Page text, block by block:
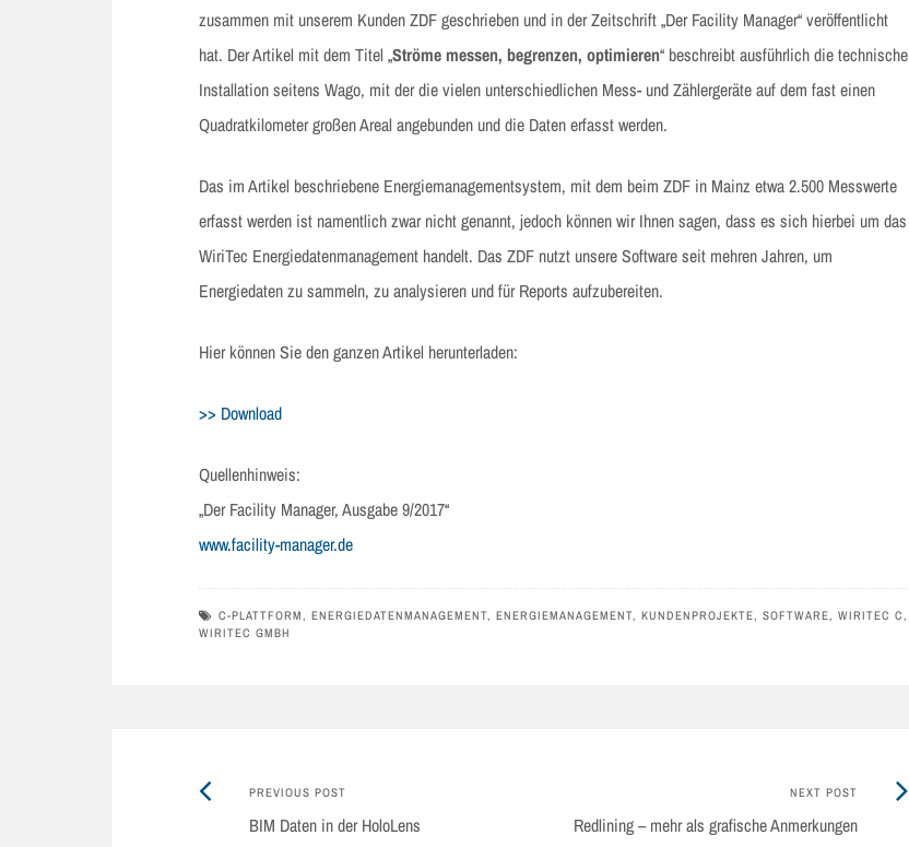
zusammen mit unserem Kunden ZDF geschrieben und in der Zeitschrift „Der Facility Manager“ veröffentlicht
hat. Der Artikel mit dem Titel „Ströme messen, begrenzen, optimieren“ beschreibt ausführlich die technische
Installation seitens Wago, mit der die vielen unterschiedlichen Mess- und Zählergeräte auf dem fast einen
Quadratkilometer großen Areal angebunden und die Daten erfasst werden.
Das im Artikel beschriebene Energiemanagementsystem, mit dem beim ZDF in Mainz etwa 2.500 Messwerte
erfasst werden ist namentlich zwar nicht genannt, jedoch können wir Ihnen sagen, dass es sich hierbei um das
WiriTec Energiedatenmanagement handelt. Das ZDF nutzt unsere Software seit mehren Jahren, um
Energiedaten zu sammeln, zu analysieren und für Reports aufzubereiten.
Hier können Sie den ganzen Artikel herunterladen:
>> Download
Quellenhinweis:
„Der Facility Manager, Ausgabe 9/2017“
www.facility-manager.de
C-PLATTFORM, ENERGIEDATENMANAGEMENT, ENERGIEMANAGEMENT, KUNDENPROJEKTE, SOFTWARE, WIRITEC C,
WIRITEC GMBH
PostPREVIOUS POSTPrevious
post:
BIM Daten in der HoloLens
NEXT POST
Redlining – mehr als grafische Anmerkungen
Next